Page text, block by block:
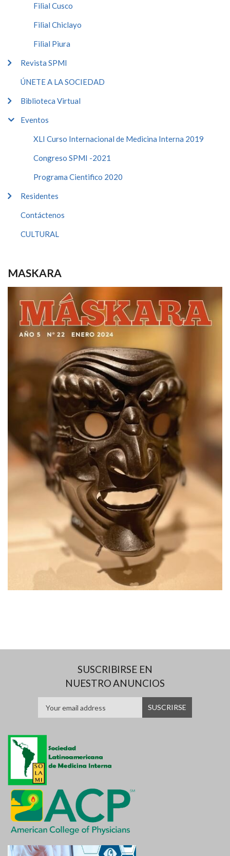
Filial Cusco
Filial Chiclayo
Filial Piura
Revista SPMI
ÚNETE A LA SOCIEDAD
Biblioteca Virtual
Eventos
XLI Curso Internacional de Medicina Interna 2019
Congreso SPMI -2021
Programa Cientifico 2020
Residentes
Contáctenos
CULTURAL
MASKARA
SUSCRIBIRSE EN
NUESTRO ANUNCIOS